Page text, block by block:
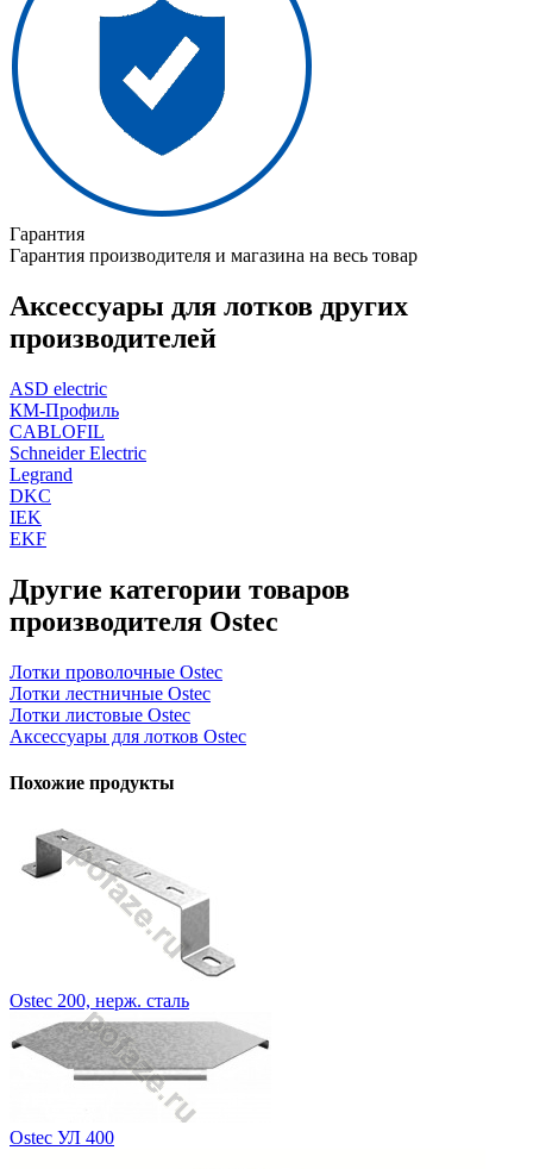
Гарантия
Гарантия производителя и магазина на весь товар
Аксессуары для лотков других
производителей
ASD electric
КМ-Профиль
CABLOFIL
Schneider Electric
Legrand
DKC
IEK
EKF
Другие категории товаров
производителя Ostec
Лотки проволочные Ostec
Лотки лестничные Ostec
Лотки листовые Ostec
Аксессуары для лотков Ostec
Похожие продукты
Ostec 200, нерж. сталь
Ostec УЛ 400